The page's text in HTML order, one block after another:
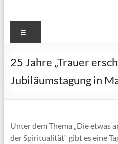
25 Jahre „Trauer
Jubiläumstagung in
Unter dem Thema „Die etwas
der Spiritualität“ gibt es eine